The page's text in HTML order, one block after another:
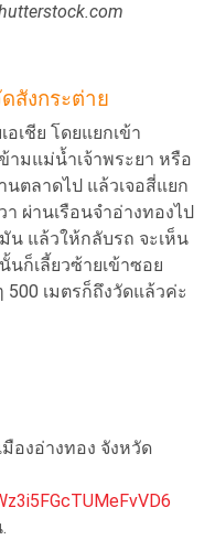
สังกระต่าย
เชีย โดยแยกเข้า
มแม่น้ำเจ้าพระยา หรือ
ตลาดไป แล้วเจอสี่แยก
ผ่านเรือนจำอ่างทองไป
น แล้วให้กลับรถ จะเห็น
นก็เลี้ยวซ้ายเข้าซอย
500 เมตรก็ถึงวัดแล้วค่ะ
องอ่างทอง จังหวัด